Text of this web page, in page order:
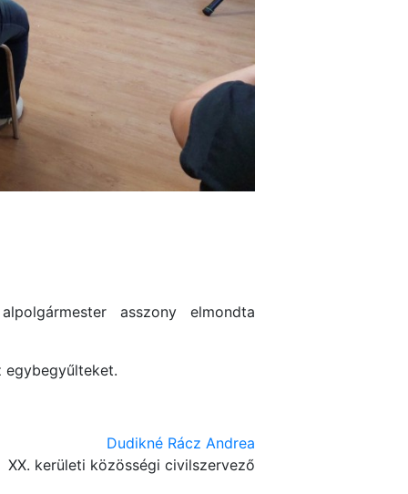
asszony elmondta
egybegyűlteket.
Dudikné Rácz Andrea
XX. kerületi közösségi civilszervező